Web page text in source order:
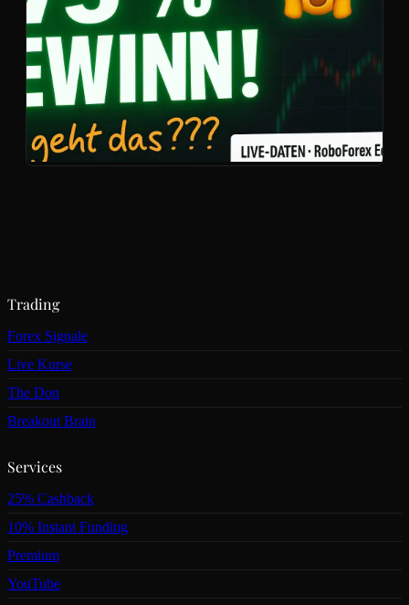
Trading
Forex Signale
Live Kurse
The Don
Breakout Brain
Services
25% Cashback
10% Instant Funding
Premium
YouTube